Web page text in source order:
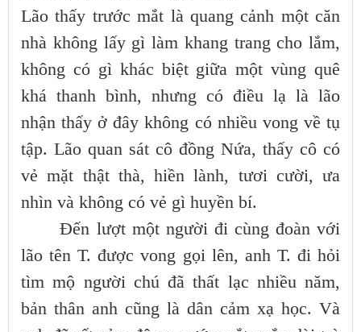
Lão thấy trước mắt là quang cảnh một căn
nhà không lấy gì làm khang trang cho lắm,
không có gì khác biệt giữa một vùng quê
khá thanh bình, nhưng có điều lạ là lão
nhận thấy ở đây không có nhiều vong về tụ
tập. Lão quan sát cô đồng Nứa, thấy cô có
vẻ mặt thật thà, hiền lành, tươi cười, ưa
nhìn và không có vẻ gì huyền bí.
Đến lượt một người đi cùng đoàn với
lão tên T. được vong gọi lên, anh T. đi hỏi
tìm mộ người chú đã thất lạc nhiều năm,
bản thân anh cũng là dân cảm xạ học. Và